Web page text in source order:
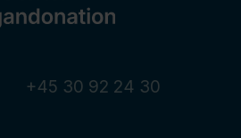
+45 30 92 24 30